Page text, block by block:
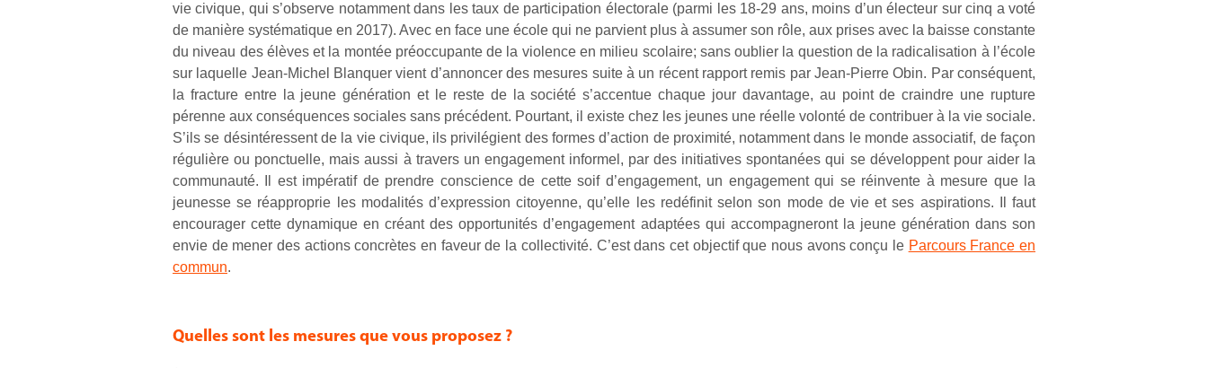
vie civique, qui s’observe notamment dans les taux de participation électorale (parmi les 18-29 ans, moins d’un électeur sur cinq a voté
de manière systématique en 2017). Avec en face une école qui ne parvient plus à assumer son rôle, aux prises avec la baisse constante
du niveau des élèves et la montée préoccupante de la violence en milieu scolaire; sans oublier la question de la radicalisation à l’école
sur laquelle Jean-Michel Blanquer vient d’annoncer des mesures suite à un récent rapport remis par Jean-Pierre Obin. Par conséquent,
la fracture entre la jeune génération et le reste de la société s’accentue chaque jour davantage, au point de craindre une rupture
pérenne aux conséquences sociales sans précédent. Pourtant, il existe chez les jeunes une réelle volonté de contribuer à la vie sociale.
S’ils se désintéressent de la vie civique, ils privilégient des formes d’action de proximité, notamment dans le monde associatif, de façon
régulière ou ponctuelle, mais aussi à travers un engagement informel, par des initiatives spontanées qui se développent pour aider la
communauté. Il est impératif de prendre conscience de cette soif d’engagement, un engagement qui se réinvente à mesure que la
jeunesse se réapproprie les modalités d’expression citoyenne, qu’elle les redéfinit selon son mode de vie et ses aspirations. Il faut
encourager cette dynamique en créant des opportunités d’engagement adaptées qui accompagneront la jeune génération dans son
envie de mener des actions concrètes en faveur de la collectivité. C’est dans cet objectif que nous avons conçu le Parcours France en
commun.
Quelles sont les mesures que vous proposez ?